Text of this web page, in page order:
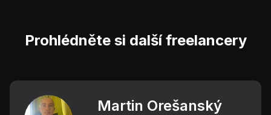
Prohlédněte si další freelancery
Martin Orešanský